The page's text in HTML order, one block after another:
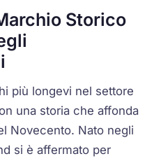
Storico
più longevi nel settore
una storia che affonda
Novecento. Nato negli
si è affermato per